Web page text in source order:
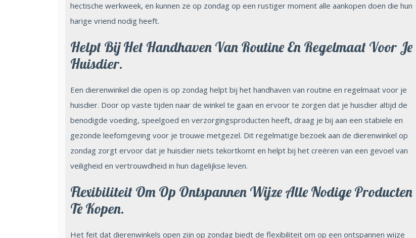
hectische werkweek, en kunnen ze op zondag op een rustiger moment alle aankopen doen die hun
harige vriend nodig heeft.
Helpt Bij Het Handhaven Van Routine En Regelmaat Voor Je
Huisdier.
Een dierenwinkel die open is op zondag helpt bij het handhaven van routine en regelmaat voor je
huisdier. Door op vaste tijden naar de winkel te gaan en ervoor te zorgen dat je huisdier altijd de
benodigde voeding, speelgoed en verzorgingsproducten heeft, draag je bij aan een stabiele en
gezonde leefomgeving voor je trouwe metgezel. Dit regelmatige bezoek aan de dierenwinkel op
zondag zorgt ervoor dat je huisdier niets tekortkomt en helpt bij het creëren van een gevoel van
veiligheid en vertrouwdheid in hun dagelijkse leven.
Flexibiliteit Om Op Ontspannen Wijze Alle Nodige Producten
Te Kopen.
Het feit dat dierenwinkels open zijn op zondag biedt de flexibiliteit om op een ontspannen wijze